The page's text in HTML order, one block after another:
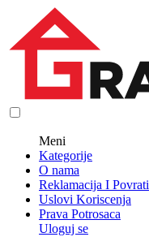
Meni
Kategorije
O nama
Reklamacija I Povrati
Uslovi Koriscenja
Prava Potrosaca
Uloguj se